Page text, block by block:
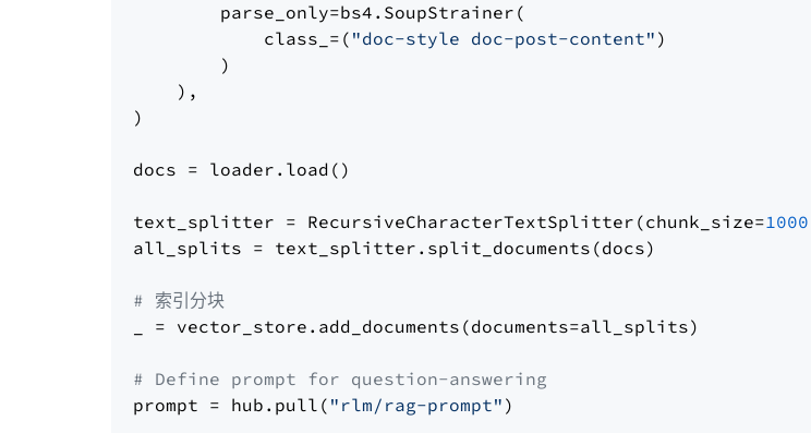
        parse_only=bs4.SoupStrainer(
            class_=(
"doc-style doc-post-content" )
        )
    ),
)
docs = loader.load()
text_splitter = RecursiveCharacterTextSplitter(chunk_size=1000
all_splits = text_splitter.split_documents(docs)
# 索引分块
_ = vector_store.add_documents(documents=all_splits)
# Define prompt for question-answering
prompt = hub.pull( "rlm/rag-prompt" )